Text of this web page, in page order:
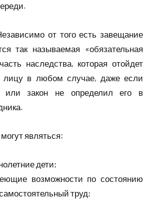
от того есть завещание
так называемая «обязательная
наследства, которая отойдет
лицу в любом случае, даже если
или закон не определил его в
являться:
дети;
возможности по состоянию
труд;